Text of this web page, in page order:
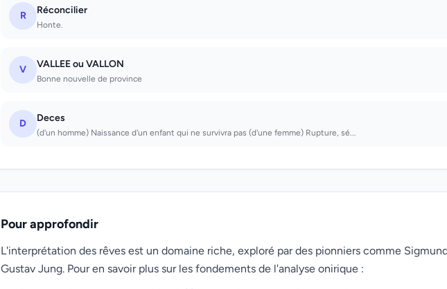
R Réconcilier
Honte.
V VALLEE ou VALLON
Bonne nouvelle de province
D Deces
(d'un homme) Naissance d'un enfant qui ne survivra pas (d'une femme) Rupture, sé...
Pour approfondir
L'interprétation des rêves est un domaine riche, exploré par des pionniers comme
Gustav Jung. Pour en savoir plus sur les fondements de l'analyse onirique :